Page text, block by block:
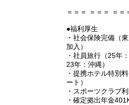
＝＝＝ ＝＝＝ ＝＝
●福利厚生
・社会保険完備（
加入）
・社員旅行（25年
23年：沖縄）
・提携ホテル特別
ート）
・スポーツクラブ
・確定拠出年金